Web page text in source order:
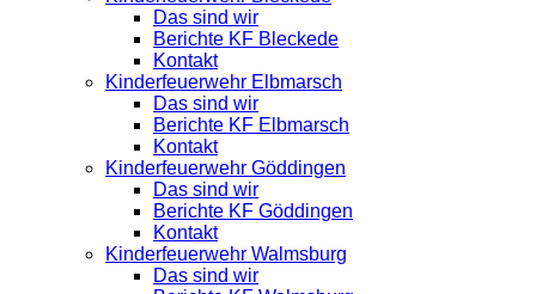
Das sind wir
Berichte KF Bleckede
Kontakt
Kinderfeuerwehr Elbmarsch
Das sind wir
Berichte KF Elbmarsch
Kontakt
Kinderfeuerwehr Göddingen
Das sind wir
Berichte KF Göddingen
Kontakt
Kinderfeuerwehr Walmsburg
Das sind wir